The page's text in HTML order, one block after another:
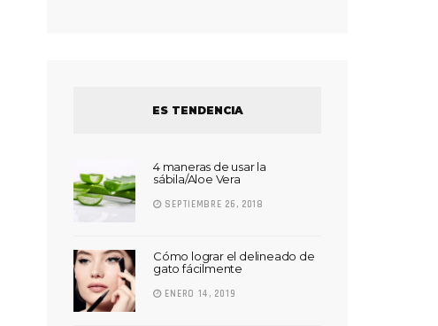
ES TENDENCIA
4 maneras de usar la
sábila/Aloe Vera
SEPTIEMBRE 26, 2018
Cómo lograr el delineado de
gato fácilmente
ENERO 14, 2019